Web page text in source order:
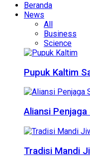
Beranda
News
All
Business
Science
Pupuk Kaltim
Aliansi
Tradisi Mandi